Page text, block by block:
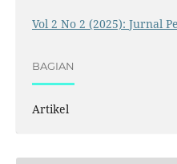
Vol 2 No 2 (2025): Jurnal
BAGIAN
Artikel